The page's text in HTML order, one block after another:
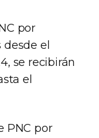
por
el
se recibirán
el
PNC por